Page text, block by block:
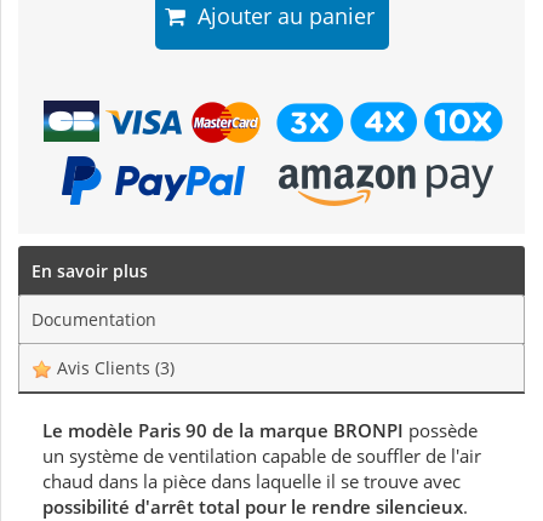
Ajouter au panier
En savoir plus
Documentation
Avis Clients (3)
Le modèle Paris 90 de la marque BRONPI possède
un système de ventilation capable de souffler de l'air
chaud dans la pièce dans laquelle il se trouve avec
possibilité d'arrêt total pour le rendre silencieux.